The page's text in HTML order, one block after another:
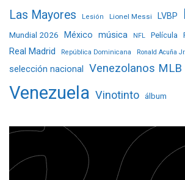
Las Mayores Lesión Lionel Messi LVBP
Mundial 2026 México música NFL Película
Real Madrid República Dominicana Ronald Acuña Jr.
selección nacional Venezolanos MLB
Venezuela Vinotinto álbum